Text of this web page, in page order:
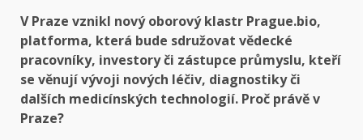
V Praze vznikl nový oborový klastr Prague.bio,
platforma, která bude sdružovat vědecké
pracovníky, investory či zástupce průmyslu, kteří
se věnují vývoji nových léčiv, diagnostiky či
dalších medicínských technologií. Proč právě v
Praze?